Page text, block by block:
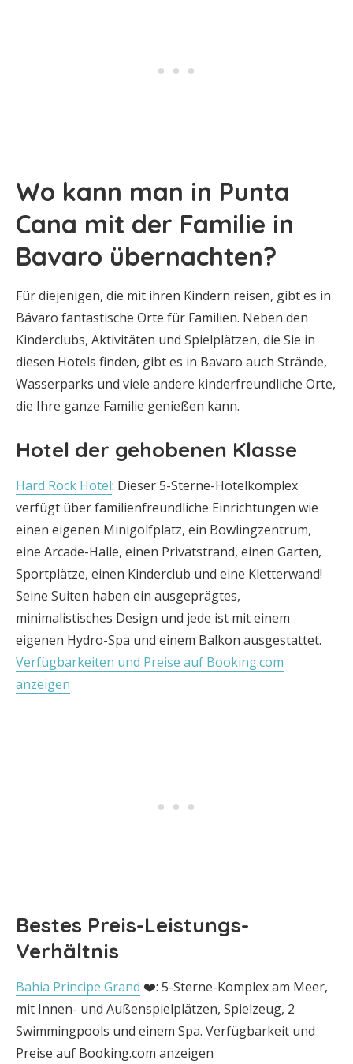
Wo kann man in Punta
Cana mit der Familie in
Bavaro übernachten?
Für diejenigen, die mit ihren Kindern reisen, gibt es in
Bávaro fantastische Orte für Familien. Neben den
Kinderclubs, Aktivitäten und Spielplätzen, die Sie in
diesen Hotels finden, gibt es in Bavaro auch Strände,
Wasserparks und viele andere kinderfreundliche Orte,
die Ihre ganze Familie genießen kann.
Hotel der gehobenen Klasse
Hard Rock Hotel: Dieser 5-Sterne-Hotelkomplex
verfügt über familienfreundliche Einrichtungen wie
einen eigenen Minigolfplatz, ein Bowlingzentrum,
eine Arcade-Halle, einen Privatstrand, einen Garten,
Sportplätze, einen Kinderclub und eine Kletterwand!
Seine Suiten haben ein ausgeprägtes,
minimalistisches Design und jede ist mit einem
eigenen Hydro-Spa und einem Balkon ausgestattet.
Verfügbarkeiten und Preise auf Booking.com
anzeigen
Bestes Preis-Leistungs-
Verhältnis
Bahia Principe Grand ❤️: 5-Sterne-Komplex am Meer,
mit Innen- und Außenspielplätzen, Spielzeug, 2
Swimmingpools und einem Spa. Verfügbarkeit und
Preise auf Booking.com anzeigen